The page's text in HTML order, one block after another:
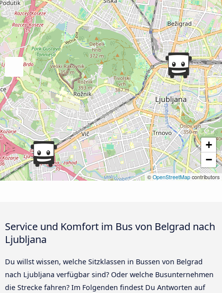
+
−
© OpenStreetMap contributors
Service und Komfort im Bus von Belgrad nach
Ljubljana
Du willst wissen, welche Sitzklassen in Bussen von Belgrad
nach Ljubljana verfügbar sind? Oder welche Busunternehmen
die Strecke fahren? Im Folgenden findest Du Antworten auf